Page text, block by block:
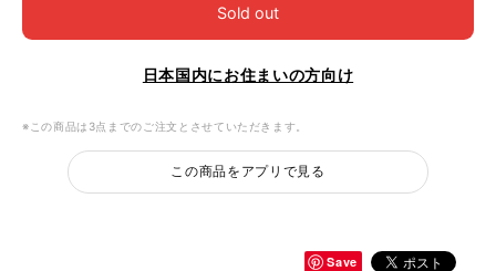
Sold out
日本国内にお住まいの方向け
※この商品は3点までのご注文とさせていただきます。
この商品をアプリで見る
Save